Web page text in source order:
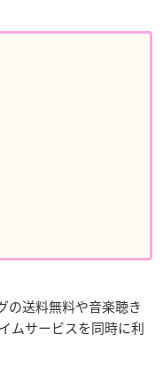
の送料無料や音楽聴き
ムサービスを同時に利